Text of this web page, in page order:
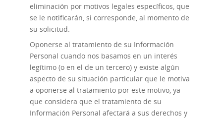
eliminación por motivos legales específicos, que
se le notificarán, si corresponde, al momento de
su solicitud.
Oponerse al tratamiento de su Información
Personal cuando nos basamos en un interés
legítimo (o en el de un tercero) y existe algún
aspecto de su situación particular que le motiva
a oponerse al tratamiento por este motivo, ya
que considera que el tratamiento de su
Información Personal afectará a sus derechos y